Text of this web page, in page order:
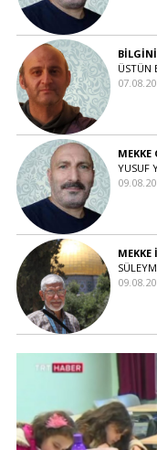
ÜSTÜN
YUSUF